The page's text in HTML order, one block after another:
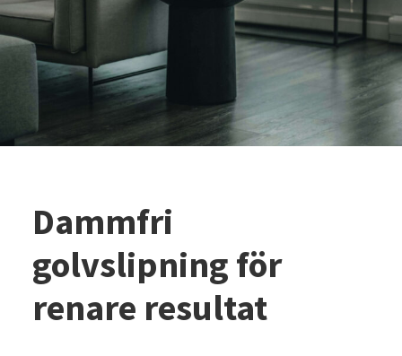
Dammfri
golvslipning för
renare resultat